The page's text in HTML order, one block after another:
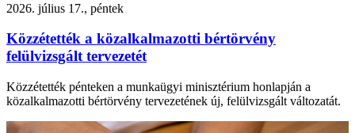
2026. július 17., péntek
Közzétették a közalkalmazotti bértörvény
felülvizsgált tervezetét
Közzétették pénteken a munkaügyi minisztérium honlapján a
közalkalmazotti bértörvény tervezetének új, felülvizsgált változatát.